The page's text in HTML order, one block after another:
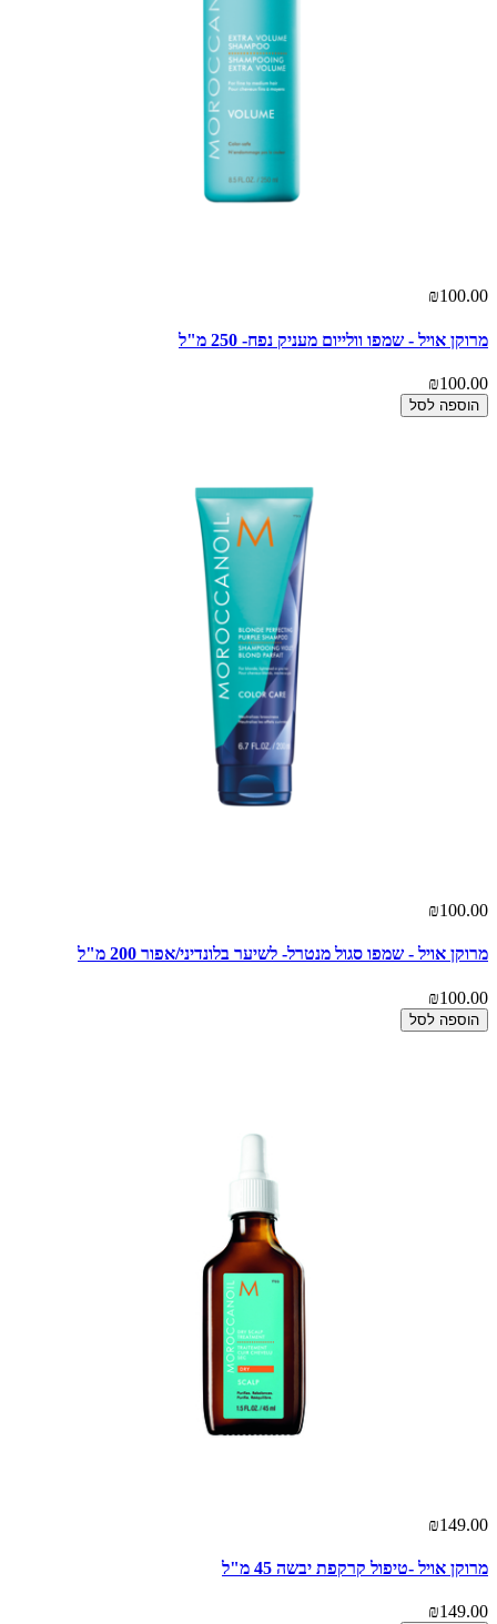
₪100.00
מרוקן אויל - שמפו וולייום מעניק נפח- 250 מ"ל
₪100.00
הוספה לסל
₪100.00
מרוקן אויל - שמפו סגול מנטרל- לשיער בלונדיני/אפור 200 מ"ל
₪100.00
הוספה לסל
₪149.00
מרוקן אויל -טיפול קרקפת יבשה 45 מ"ל
₪149.00